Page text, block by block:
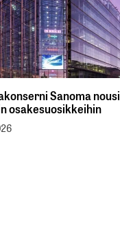
Sanoma nousi
osakesuosikkeihin